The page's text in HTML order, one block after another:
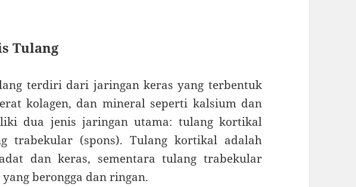
Tulang
terdiri dari jaringan keras yang terbentuk
kolagen, dan mineral seperti kalsium dan
dua jenis jaringan utama: tulang kortikal
trabekular (spons). Tulang kortikal adalah
dan keras, sementara tulang trabekular
berongga dan ringan.